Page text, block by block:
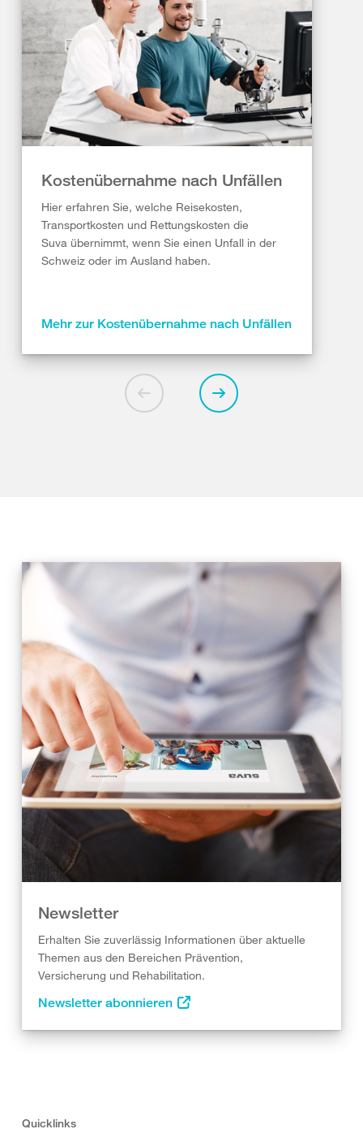
Kostenübernahme nach Unfällen
Hier erfahren Sie, welche Reisekosten,
Transportkosten und Rettungskosten die
Suva übernimmt, wenn Sie einen Unfall in der
Schweiz oder im Ausland haben.
Mehr zur Kostenübernahme nach Unfällen
Newsletter
Erhalten Sie zuverlässig Informationen über aktuelle
Themen aus den Bereichen Prävention,
Versicherung und Rehabilitation.
Newsletter abonnieren
Quicklinks